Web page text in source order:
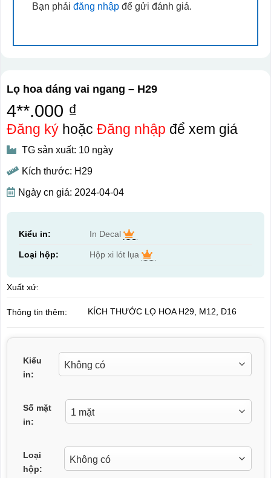
Bạn phải đăng nhậpđể gửi đánh giá.
Lọ hoa dáng vai ngang – H29
4**.000 ₫
Đăng kýhoặc Đăng nhập để xem giá
TG sản xuất: 10 ngày
Kích thước: H29
Ngày cn giá: 2024-04-04
Kiểu in: In Decal
Loại hộp: Hộp xi lót lụa
Xuất xứ:
Thông tin thêm: KÍCH THƯỚC LỌ HOA H29, M12, D16
Kiểu
in:
Số mặt
in:
Loại
hộp: